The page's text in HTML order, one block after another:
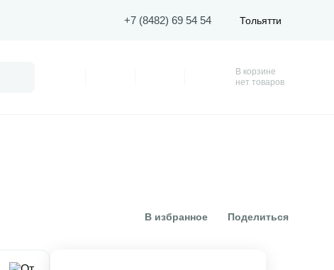
+7 (8482) 69 54 54 Тольятти
Корзина
В корзине
нет товаров
В избранное Поделиться